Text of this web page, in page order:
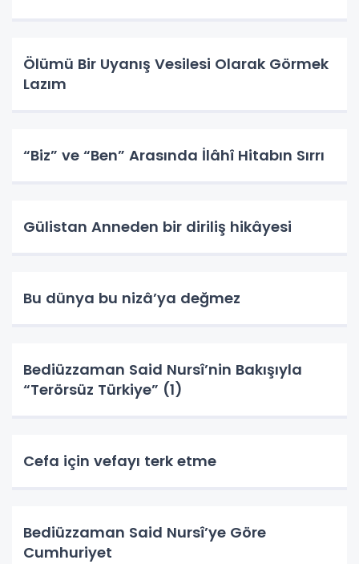
Ölümü Bir Uyanış Vesilesi Olarak Görmek
Lazım
“Biz” ve “Ben” Arasında İlâhî Hitabın Sırrı
Gülistan Anneden bir diriliş hikâyesi
Bu dünya bu nizâ’ya değmez
Bediüzzaman Said Nursî’nin Bakışıyla
“Terörsüz Türkiye” (1)
Cefa için vefayı terk etme
Bediüzzaman Said Nursî’ye Göre
Cumhuriyet